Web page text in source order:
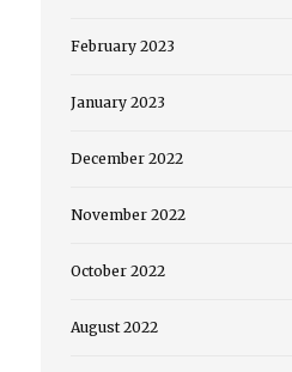
February 2023
January 2023
December 2022
November 2022
October 2022
August 2022